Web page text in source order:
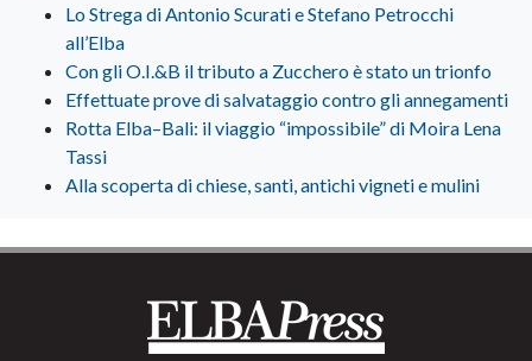
Lo Strega di Antonio Scurati e Stefano Petrocchi
all’Elba
Con gli O.I.&B il tributo a Zucchero è stato un trionfo
Effettuate prove di salvataggio contro gli annegamenti
Rotta Elba–Bali: il viaggio “impossibile” di Moira Lena
Tassi
Alla scoperta di chiese, santi, antichi vigneti e mulini